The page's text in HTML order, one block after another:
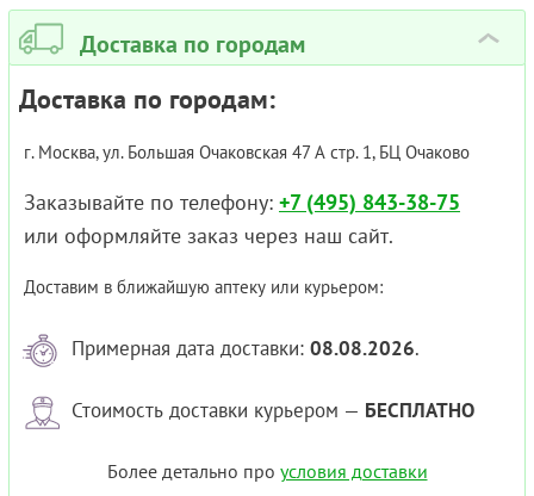
Доставка по городам ›
Доставка по городам:
г. Москва, ул. Большая Очаковская 47 А стр. 1, БЦ Очаково
Заказывайте по телефону: +7 (495) 843-38-75
или оформляйте заказ через наш сайт.
Доставим в ближайшую аптеку или курьером:
Примерная дата доставки: 08.08.2026.
Стоимость доставки курьером — БЕСПЛАТНО
Более детально про условия доставки